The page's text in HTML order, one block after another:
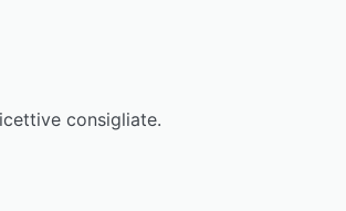
consigliate.